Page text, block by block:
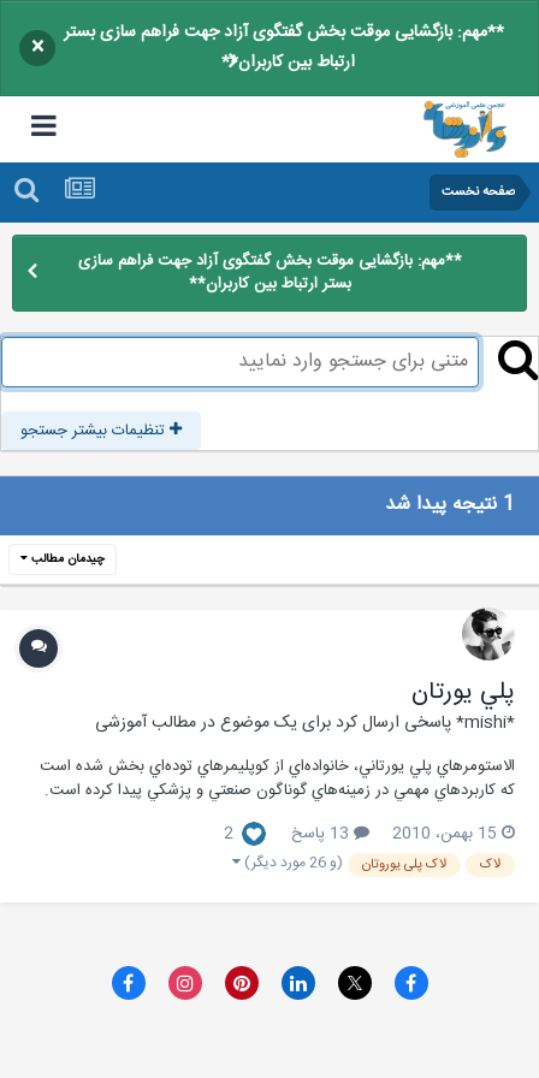
**مهم: بازگشایی موقت بخش گفتگوی آزاد جهت فراهم سازی بستر
ارتباط بین کاربران**
×
صفحه نخست
**مهم: بازگشایی موقت بخش گفتگوی آزاد جهت فراهم سازی
بستر ارتباط بین کاربران**
تنظیمات بیشتر جستجو
چیدمان مطالب
پلي يورتان
پاسخی ارسال کرد برای یک موضوع درمطالب آموزشی
الاستومرهاي پلي يورتاني، خانواده‌اي از كوپليمرهاي توده‌اي بخش شده است
كه كاربردهاي مهمي در زمينه‌هاي گوناگون صنعتي و پزشكي پيدا كرده است.
اتو باير و همكارانش اولين بار اين پلي‌يورتان را معرفي نمودندکه به شدت
آبدوست بود و بنابر...
15 بهمن، 2010 13 پاسخ 2
لاک لاک پلی یوروتان (و 26 مورد دیگر)